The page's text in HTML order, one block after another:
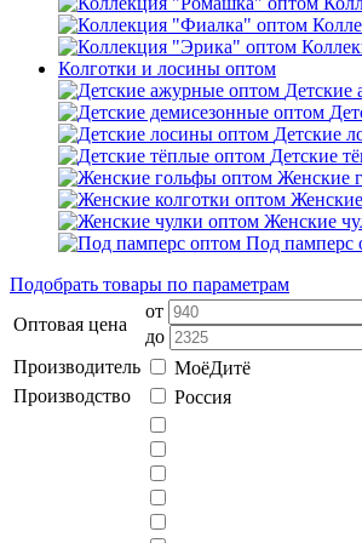
Колготки и лосины оптом
Детские
Детские
Детские
Женские
Женские
Под памперс
Подобрать товары по параметрам
Оптовая цена
от
до
Производитель
МоёДитё
Производство
Россия